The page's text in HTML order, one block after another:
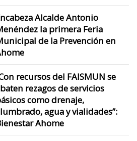
Alcalde Antonio
la primera Feria
de la Prevención en
recursos del FAISMUN se
rezagos de servicios
como drenaje,
agua y vialidades”:
Ahome